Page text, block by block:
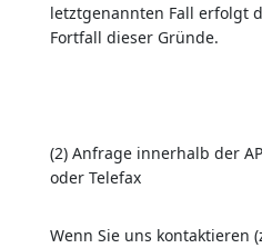
letztgenannten Fall erfolgt
Fortfall dieser Gründe.
(2) Anfrage innerhalb der
oder Telefax
Wenn Sie uns kontaktieren